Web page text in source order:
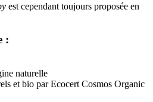
est cependant toujours proposée en
:
naturelle
et bio par Ecocert Cosmos Organic